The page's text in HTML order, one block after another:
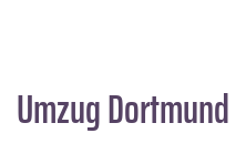
Umzug Dortmund